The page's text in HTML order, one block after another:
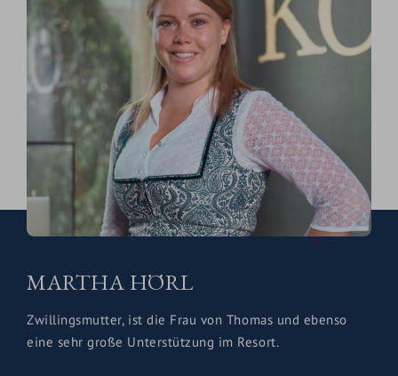
MARTHA HÖRL
Zwillingsmutter, ist die Frau von Thomas und ebenso
eine sehr große Unterstützung im Resort.